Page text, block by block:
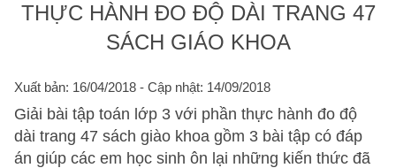
THỰC HÀNH ĐO ĐỘ DÀI TRANG 47
SÁCH GIÁO KHOA
Xuất bản: 16/04/2018 - Cập nhật: 14/09/2018
Giải bài tập toán lớp 3 với phần thực hành đo độ
dài trang 47 sách giào khoa gồm 3 bài tập có đáp
án giúp các em học sinh ôn lại những kiến thức đã